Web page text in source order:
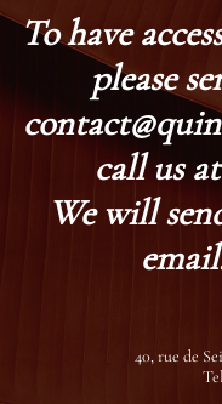
To have
please
call us at
We will
40, rue de